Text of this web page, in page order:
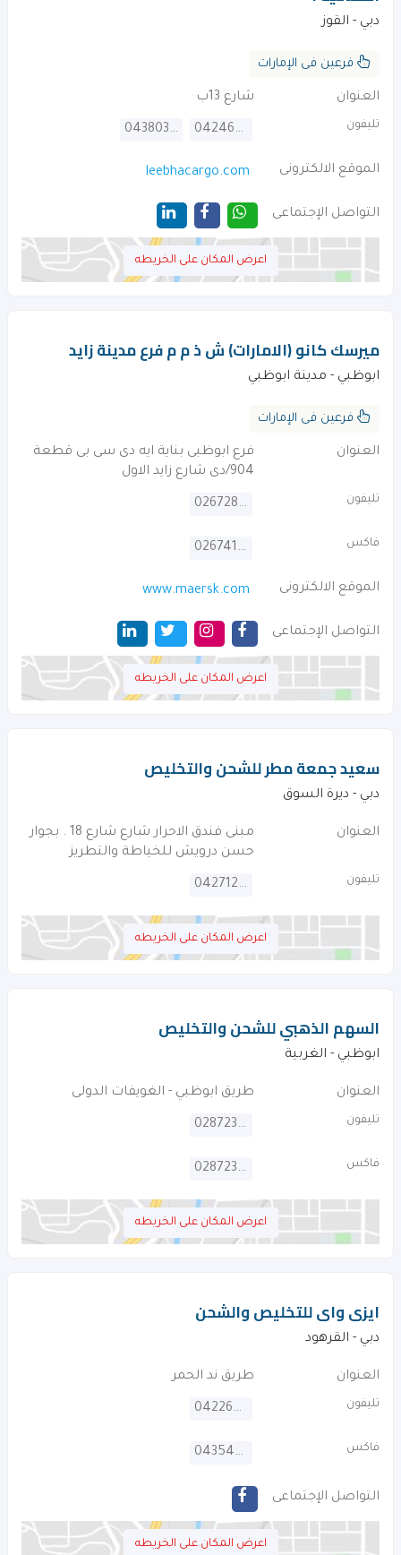
دبي - القوز
فرعين فى الإمارات
العنوان شارع 13ب
تليفون 042463245
043803633
الموقع الالكترونى leebhacargo.com
التواصل الإجتماعى
اعرض المكان على الخريطه
ميرسك كانو (الامارات) ش ذ م م فرع مدينة زايد
ابوظبي - مدينة ابوظبي
فرعين فى الإمارات
العنوان
فرع ابوظبى بناية ايه دى سى بى قطعة
904/دى شارع زايد الاول
تليفون 026728008
فاكس 026741778
الموقع الالكترونى www.maersk.com
التواصل الإجتماعى
اعرض المكان على الخريطه
سعيد جمعة مطر للشحن والتخليص
دبي - ديرة السوق
العنوان
مبنى فندق الاحرار شارع شارع 18 . بجوار
حسن درويش للخياطة والتطريز
تليفون 042712948
اعرض المكان على الخريطه
السهم الذهبي للشحن والتخليص
ابوظبي - الغربية
العنوان طريق ابوظبي - الغويفات الدولى
تليفون 028723224
فاكس 028723055
اعرض المكان على الخريطه
ايزى واى للتخليص والشحن
دبي - القرهود‎
العنوان طريق ند الحمر
تليفون 042264240
فاكس 043544449
التواصل الإجتماعى
اعرض المكان على الخريطه